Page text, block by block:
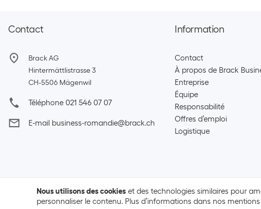
Contact
Brack AG
Hintermättlistrasse 3
CH-5506 Mägenwil
Téléphone 021 546 07 07
E-mail business-romandie@brack.ch
Information
Contact
À propos de Brack
Entreprise
Équipe
Responsabilité
Offres d’emploi
Logistique
Conditions générales de ventes Protection des données Mentions
Nous utilisons des cookies et des technologies similaires pour
personnaliser le contenu. Plus d’informations dans nos